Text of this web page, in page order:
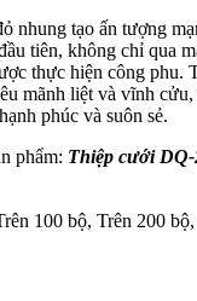
nhung tạo ấn tượng
tiên, không chỉ qua
thực hiện công phu.
mãnh liệt và vĩnh
phúc và suôn sẻ.
phẩm: Thiệp cưới
100 bộ, Trên 200